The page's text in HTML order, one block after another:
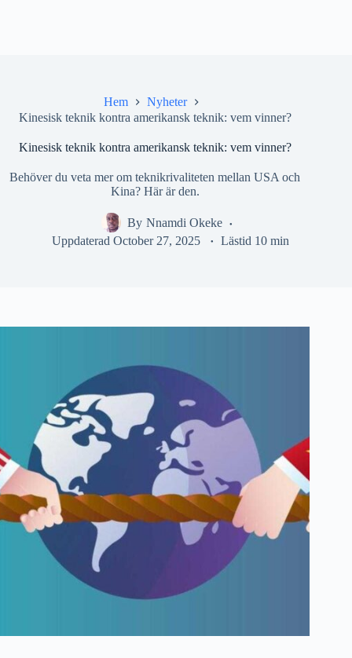
Hem
Nyheter
Kinesisk teknik kontra amerikansk teknik: vem vinner?
Kinesisk teknik kontra amerikansk teknik: vem vinner?
Behöver du veta mer om teknikrivaliteten mellan USA och
Kina? Här är den.
By Nnamdi Okeke
Uppdaterad October 27, 2025 Lästid 10 min